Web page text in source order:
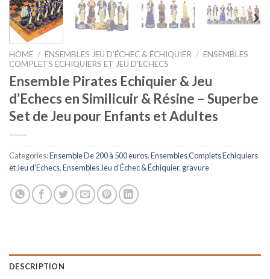
HOME / ENSEMBLES JEU D’ÉCHEC & ÉCHIQUIER / ENSEMBLES
COMPLETS ECHIQUIERS ET JEU D'ECHECS
Ensemble Pirates Echiquier & Jeu
d’Echecs en Similicuir & Résine – Superbe
Set de Jeu pour Enfants et Adultes
Categories:Ensemble De 200 à 500 euros,Ensembles Complets Echiquiers
et Jeu d'Echecs,Ensembles Jeu d’Échec & Échiquier, gravure
DESCRIPTION